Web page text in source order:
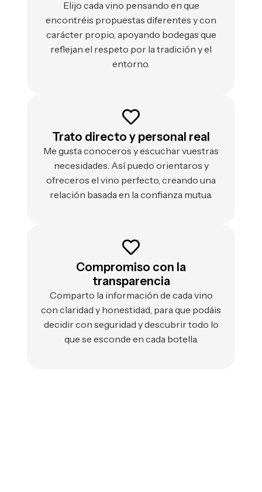
Elijo cada vino pensando en que
encontréis propuestas diferentes y con
carácter propio, apoyando bodegas que
reflejan el respeto por la tradición y el
entorno.
Trato directo y personal real
Me gusta conoceros y escuchar vuestras
necesidades. Así puedo orientaros y
ofreceros el vino perfecto, creando una
relación basada en la confianza mutua.
Compromiso con la
transparencia
Comparto la información de cada vino
con claridad y honestidad, para que podáis
decidir con seguridad y descubrir todo lo
que se esconde en cada botella.